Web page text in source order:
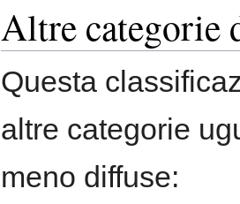
Altre categorie
Questa
altre categorie
meno diffuse: